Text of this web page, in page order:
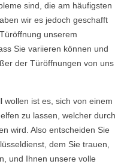
sind, die am häufigsten
wir es jedoch geschafft
unserem
Sie variieren können und
der Türöffnungen von uns
wollen ist es, sich von einem
zu lassen, welcher durch
wird. Also entscheiden Sie
dem Sie trauen,
und Ihnen unsere volle